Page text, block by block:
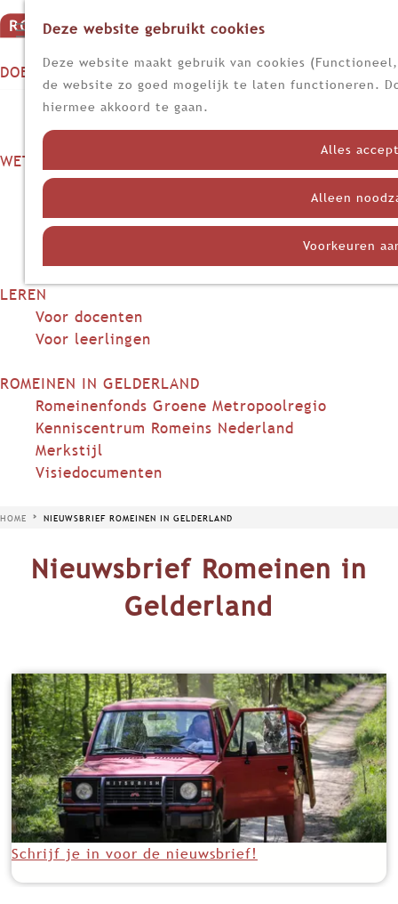
Deze website gebruikt cookies
Deze website maakt gebruik van cookies
de website zo goed mogelijk te laten functioneren.
hiermee akkoord te gaan.
Alles
Alleen
Voorkeuren
G
n
d
p
e
Z
o
e
k
n
DOEN
Op stap
Kijk, lees en luister
WETEN
Nieuws
Nederland in de Romeinse tijd
LEREN
Voor docenten
Voor leerlingen
ROMEINEN IN GELDERLAND
Romeinenfonds Groene Metropoolregio
Kenniscentrum Romeins Nederland
Merkstijl
Visiedocumenten
HOME NIEUWSBRIEF ROMEINEN IN GELDERLAND
Nieuwsbrief Romeinen in
Gelderland
Schrijf je in voor de nieuwsbrief!